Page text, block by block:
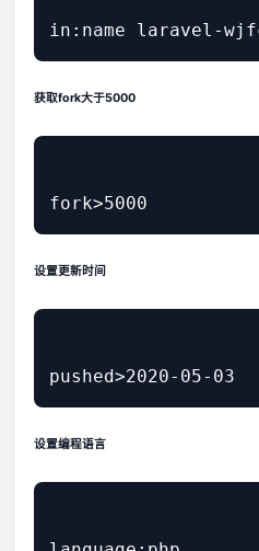
获取fork大于5000
设置更新时间
设置编程语言